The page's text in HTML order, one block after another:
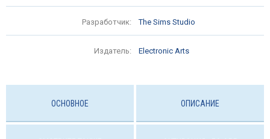
Разработчик: The Sims Studio
Издатель: Electronic Arts
ОСНОВНОЕ ОПИСАНИЕ